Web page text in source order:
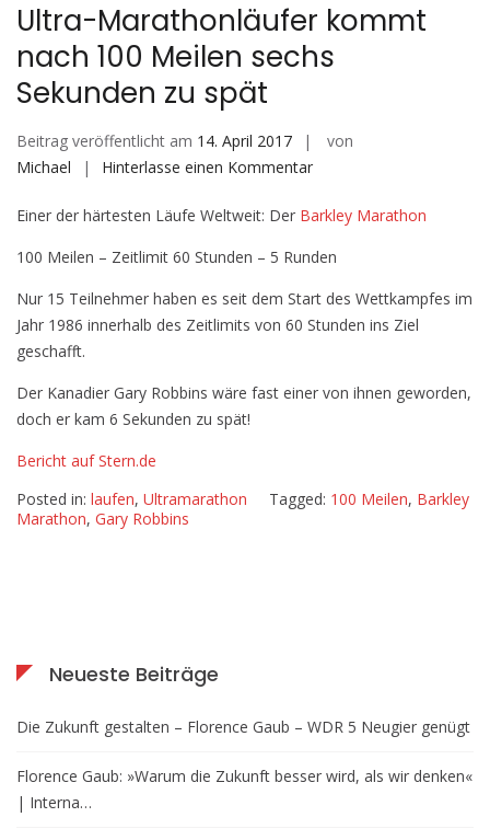
Ultra-Marathonläufer kommt
nach 100 Meilen sechs
Sekunden zu spät
Beitrag veröffentlicht am 14. April 2017
von
Michael
Hinterlasse einen Kommentarauf
Marathonläufer
100
Meilen
zu
Einer der härtesten Läufe Weltweit: Der Barkley Marathon
100 Meilen – Zeitlimit 60 Stunden – 5 Runden
Nur 15 Teilnehmer haben es seit dem Start des Wettkampfes im
Jahr 1986 innerhalb des Zeitlimits von 60 Stunden ins Ziel
geschafft.
Der Kanadier Gary Robbins wäre fast einer von ihnen geworden,
doch er kam 6 Sekunden zu spät!
Bericht auf Stern.de
Posted in: laufen, Ultramarathon Tagged: 100 Meilen, Barkley
Marathon, Gary Robbins
Neueste Beiträge
Die Zukunft gestalten – Florence Gaub – WDR 5 Neugier genügt
Florence Gaub: »Warum die Zukunft besser wird, als wir denken«
| Interna…